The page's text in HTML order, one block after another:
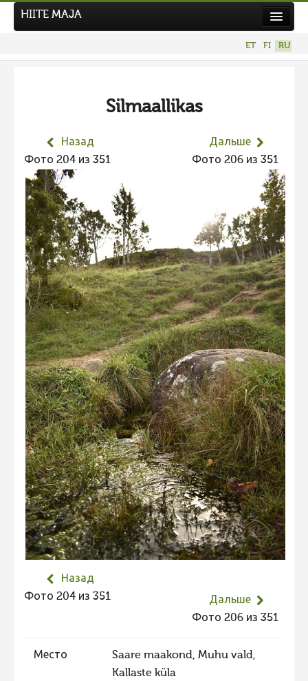
Hiite kuvavõistlus 2026
Фотоконкурс 2025
Не учитываются 2025
Видео 2025
Фотоконкурс 2024
Не учитываются 2024
Видео 2024
Фотоконкурс 2023
Не учитываются 2023
Видео 2023
Фотоконкурс 2022
Не учитываются 2022
Видео 2022
Фотоконкурс 2021
Видео 2021
Фотоконкурс 2020
Видео 2020
Фотоконкурс 2019
Фотоконкурс 2014
HIITE MAJA
ET FI RU
Silmaallikas
Назад
Фото 204 из 351
Дальше
Фото 206 из 351
Назад
Фото 204 из 351
Дальше
Фото 206 из 351
Место
Saare maakond, Muhu vald,
Kallaste küla